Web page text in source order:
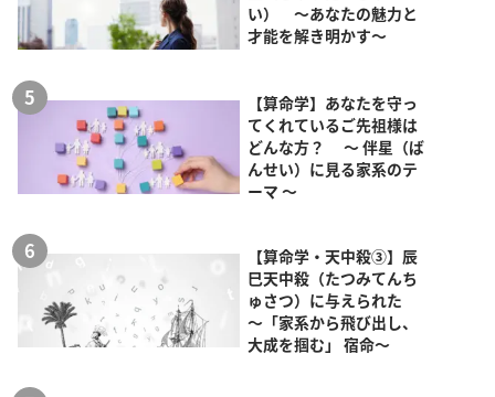
い） ～あなたの魅力と
才能を解き明かす～
【算命学】あなたを守っ
てくれているご先祖様は
どんな方？ ～ 伴星（ば
んせい）に見る家系のテ
ーマ ～
【算命学・天中殺③】辰
巳天中殺（たつみてんち
ゅさつ）に与えられた
～「家系から飛び出し、
大成を掴む」 宿命～